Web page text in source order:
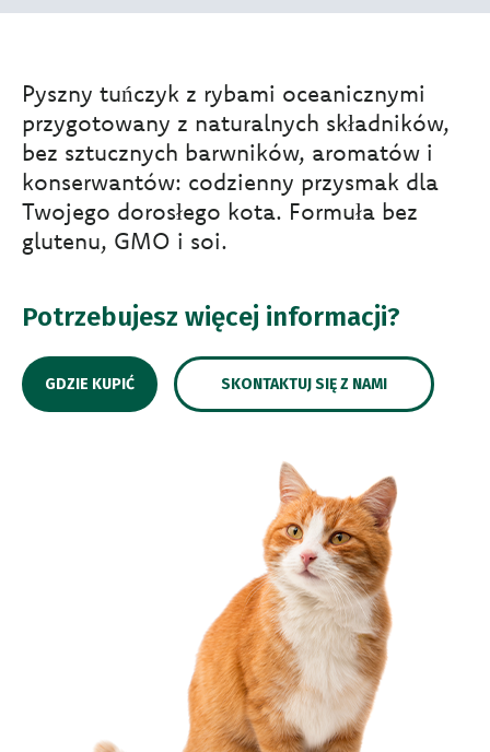
Pyszny tuńczyk z rybami oceanicznymi
przygotowany z naturalnych składników,
bez sztucznych barwników, aromatów i
konserwantów: codzienny przysmak dla
Twojego dorosłego kota. Formuła bez
glutenu, GMO i soi.
Potrzebujesz więcej informacji?
GDZIE KUPIĆ SKONTAKTUJ SIĘ Z NAMI